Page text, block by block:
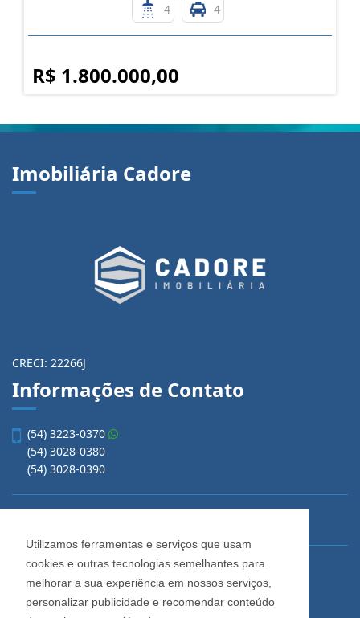
Utilizamos ferramentas e serviços que usam
cookies e outras tecnologias semelhantes para
melhorar a sua experiência em nossos serviços,
personalizar publicidade e recomendar conteúdo
4 4
R$ 1.800.000,00
Imobiliária Cadore
CRECI: 22266J
Informações de Contato
(54) 3223-0370
(54) 3028-0380
(54) 3028-0390
Imobiliária Cadore
Rua Os Dezoito do Forte, 1622, Centro
Caxias do Sul - Rio Grande do Sul